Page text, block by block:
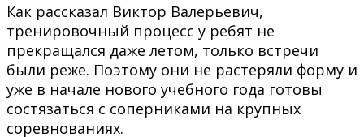
Как рассказал Виктор Валерьевич,
тренировочный процесс у ребят не
прекращался даже летом, только встречи
были реже. Поэтому они не растеряли форму и
уже в начале нового учебного года готовы
состязаться с соперниками на крупных
соревнованиях.